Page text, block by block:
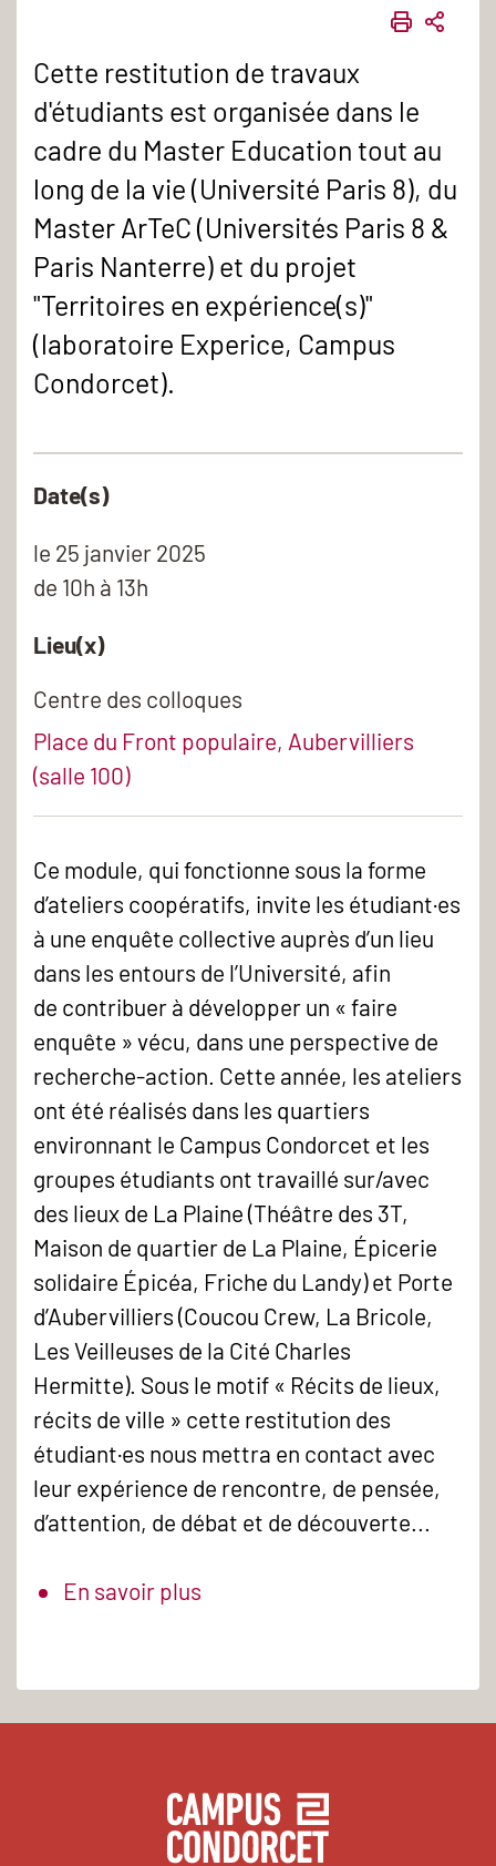
Cette restitution de travaux
d'étudiants est organisée dans le
cadre du Master Education tout au
long de la vie (Université Paris 8), du
Master ArTeC (Universités Paris 8 &
Paris Nanterre) et du projet
"Territoires en expérience(s)"
(laboratoire Experice, Campus
Condorcet).
Date(s)
le 25 janvier 2025
de 10h à 13h
Lieu(x)
Centre des colloques
Place du Front populaire, Aubervilliers
(salle 100)
Ce module, qui fonctionne sous la forme
d’ateliers coopératifs, invite les étudiant·es
à une enquête collective auprès d’un lieu
dans les entours de l’Université, afin
de contribuer à développer un « faire
enquête » vécu, dans une perspective de
recherche-action. Cette année, les ateliers
ont été réalisés dans les quartiers
environnant le Campus Condorcet et les
groupes étudiants ont travaillé sur/avec
des lieux de La Plaine (Théâtre des 3T,
Maison de quartier de La Plaine, Épicerie
solidaire Épicéa, Friche du Landy) et Porte
d’Aubervilliers (Coucou Crew, La Bricole,
Les Veilleuses de la Cité Charles
Hermitte). Sous le motif « Récits de lieux,
récits de ville » cette restitution des
étudiant·es nous mettra en contact avec
leur expérience de rencontre, de pensée,
d’attention, de débat et de découverte...
En savoir plus